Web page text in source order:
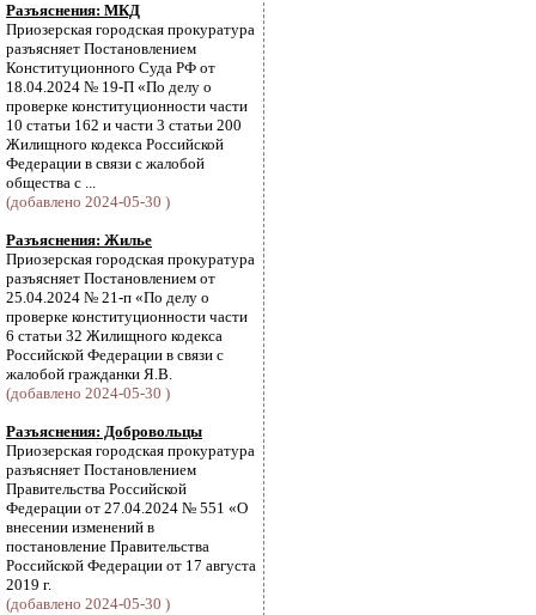
Разъяснения: МКД
Приозерская городская прокуратура
разъясняет Постановлением
Конституционного Суда РФ от
18.04.2024 № 19-П «По делу о
проверке конституционности части
10 статьи 162 и части 3 статьи 200
Жилищного кодекса Российской
Федерации в связи с жалобой
общества с ...
(добавлено 2024-05-30 )
Разъяснения: Жилье
Приозерская городская прокуратура
разъясняет Постановлением от
25.04.2024 № 21-п «По делу о
проверке конституционности части
6 статьи 32 Жилищного кодекса
Российской Федерации в связи с
жалобой гражданки Я.В.
(добавлено 2024-05-30 )
Разъяснения: Добровольцы
Приозерская городская прокуратура
разъясняет Постановлением
Правительства Российской
Федерации от 27.04.2024 № 551 «О
внесении изменений в
постановление Правительства
Российской Федерации от 17 августа
2019 г.
(добавлено 2024-05-30 )